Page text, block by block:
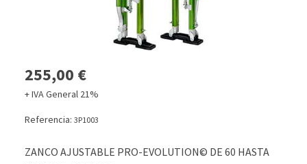
255,00 €
+ IVA General 21%
Referencia: 3P1003
ZANCO AJUSTABLE PRO-EVOLUTION© DE 60 HASTA